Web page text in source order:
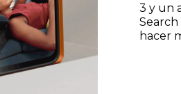
3 y un
hacer